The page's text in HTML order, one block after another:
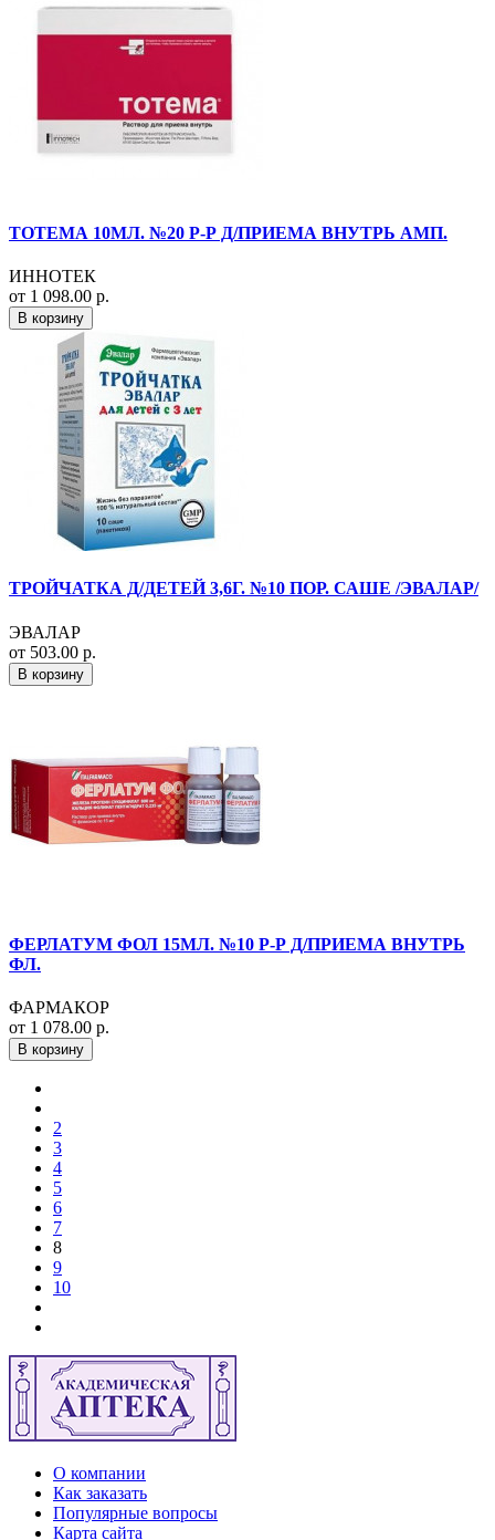
ТОТЕМА 10МЛ. №20 Р-Р Д/ПРИЕМА ВНУТРЬ АМП.
ИННОТЕК
от 1 098.00 р.
В корзину
ТРОЙЧАТКА Д/ДЕТЕЙ 3,6Г. №10 ПОР. САШЕ /ЭВАЛАР/
ЭВАЛАР
от 503.00 р.
В корзину
ФЕРЛАТУМ ФОЛ 15МЛ. №10 Р-Р Д/ПРИЕМА ВНУТРЬ
ФЛ.
ФАРМАКОР
от 1 078.00 р.
В корзину
2
3
4
5
6
7
8
9
10
О компании
Как заказать
Популярные вопросы
Карта сайта